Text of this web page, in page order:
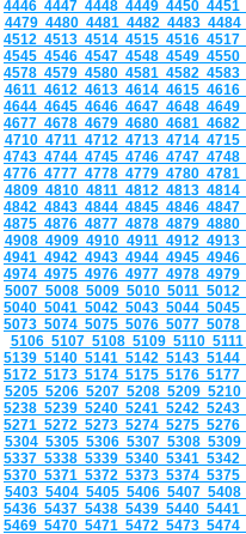
4446 4447 4448 4449 4450 4451
4479 4480 4481 4482 4483 4484
4512 4513 4514 4515 4516 4517
4545 4546 4547 4548 4549 4550
4578 4579 4580 4581 4582 4583
4611 4612 4613 4614 4615 4616
4644 4645 4646 4647 4648 4649
4677 4678 4679 4680 4681 4682
4710 4711 4712 4713 4714 4715
4743 4744 4745 4746 4747 4748
4776 4777 4778 4779 4780 4781
4809 4810 4811 4812 4813 4814
4842 4843 4844 4845 4846 4847
4875 4876 4877 4878 4879 4880
4908 4909 4910 4911 4912 4913
4941 4942 4943 4944 4945 4946
4974 4975 4976 4977 4978 4979
5007 5008 5009 5010 5011 5012
5040 5041 5042 5043 5044 5045
5073 5074 5075 5076 5077 5078
5106 5107 5108 5109 5110 5111
5139 5140 5141 5142 5143 5144
5172 5173 5174 5175 5176 5177
5205 5206 5207 5208 5209 5210
5238 5239 5240 5241 5242 5243
5271 5272 5273 5274 5275 5276
5304 5305 5306 5307 5308 5309
5337 5338 5339 5340 5341 5342
5370 5371 5372 5373 5374 5375
5403 5404 5405 5406 5407 5408
5436 5437 5438 5439 5440 5441
5469 5470 5471 5472 5473 5474